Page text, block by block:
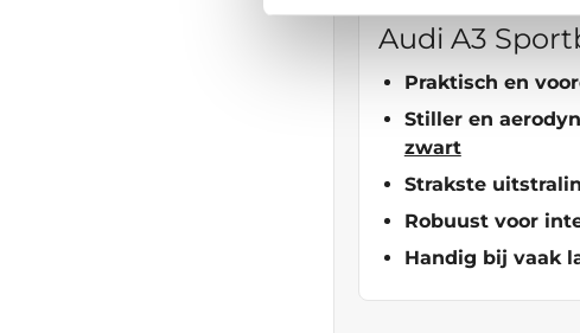
Audi A3
Praktisch en
Stiller en
zwart
Strakste
Robuust voor
Handig bij vaak